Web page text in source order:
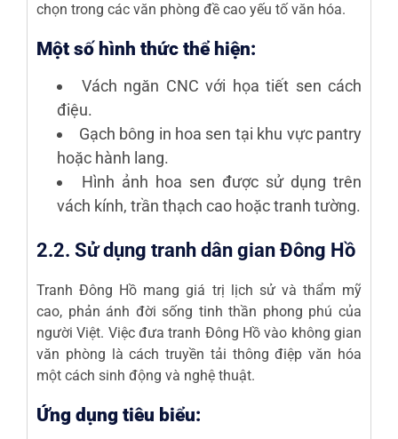
chọn trong các văn phòng đề cao yếu tố văn hóa.
Một số hình thức thể hiện:
Vách ngăn CNC với họa tiết sen cách
điệu.
Gạch bông in hoa sen tại khu vực pantry
hoặc hành lang.
Hình ảnh hoa sen được sử dụng trên
vách kính, trần thạch cao hoặc tranh tường.
2.2. Sử dụng tranh dân gian Đông Hồ
Tranh Đông Hồ mang giá trị lịch sử và thẩm mỹ
cao, phản ánh đời sống tinh thần phong phú của
người Việt. Việc đưa tranh Đông Hồ vào không gian
văn phòng là cách truyền tải thông điệp văn hóa
một cách sinh động và nghệ thuật.
Ứng dụng tiêu biểu: